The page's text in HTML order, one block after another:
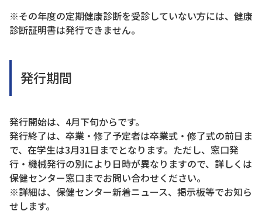
※その年度の定期健康診断を受診していない方には、健康
診断証明書は発行できません。
発行期間
発行開始は、4月下旬からです。
発行終了は、卒業・修了予定者は卒業式・修了式の前日ま
で、在学生は3月31日までとなります。ただし、窓口発
行・機械発行の別により日時が異なりますので、詳しくは
保健センター窓口までお問い合わせください。
※詳細は、保健センター新着ニュース、掲示板等でお知ら
せします。